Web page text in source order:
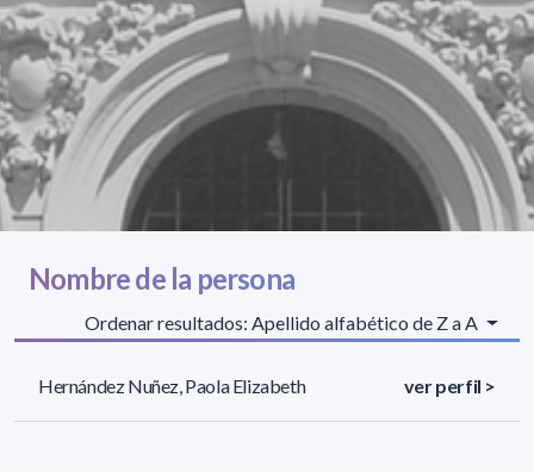
Nombre de la persona
Ordenar resultados: Apellido alfabético de Z a A
Hernández Nuñez, Paola Elizabeth ver perfil >